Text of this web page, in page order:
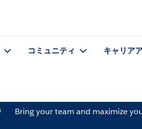
コミュニティ キャリア
Bring your team and maximize